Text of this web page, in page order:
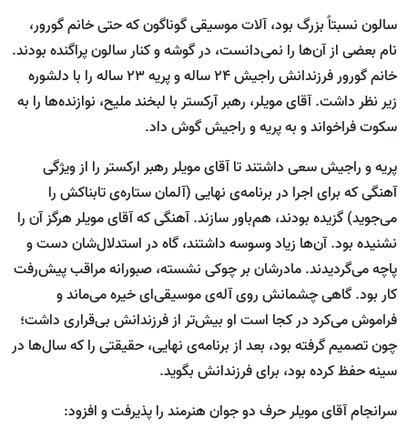
سالون نسبتاً بزرگ بود، آلات موسیقی گوناگون که حتی خانم گورور،
نام بعضی از آن‌ها را نمی‌‎دانست، در گوشه و کنار سالون پراگنده بودند.
خانم گورور فرزندانش راجیش ۲۴ ساله و پریه ۲۳ ساله را با دلشوره
زیر نظر داشت. آقای مویلر، رهبر آرکستر با لبخند ملیح، نوازنده‌ها را به
سکوت فراخواند و به پریه و راجیش گوش داد.
پریه و راجیش سعی داشتند تا آقای مویلر رهبر ارکستر را از ویژ‎گی
آهنگی که برای اجرا در برنامه‌ی نهایی (آلمان ستاره‌ی تابناکش را
می‌جوید) گزیده بودند، هم‌باور سازند. آهنگی که آقای مویلر هرگز آن را
نشنیده بود. آن‌ها زیاد وسوسه داشتند، گاه در استدلال‌شان دست و
پاچه می‌گردیدند. مادرشان بر چوکی نشسته، صبورانه مراقب پیش‌رفت
کار بود. گاهی چشمانش روی آله‌ی موسیقی‌ای خیره می‌ماند و
فراموش می‌کرد در کجا است او بیش‌تر از فرزندانش بی‌قراری داشت؛
چون تصمیم گرفته بود، بعد از برنامه‌ی نهایی، حقیقتی را که سال‌ها در
سینه حفظ کرده بود، برای فرزندانش بگوید.
سرانجام آقای مویلر حرف دو جوان هنرمند را پذیرفت و افزود: